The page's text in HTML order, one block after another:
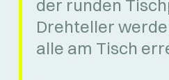
der runden
Drehteller
alle am Tisch